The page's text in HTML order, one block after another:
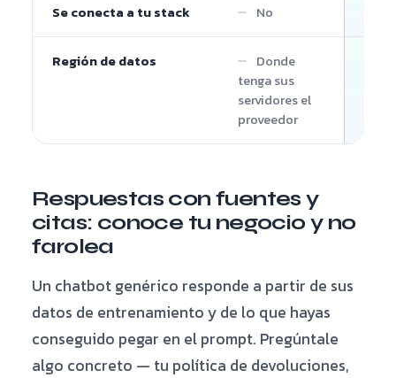
Se conecta a tu stack No
Región de datos
Donde
tenga sus
servidores el
proveedor
Respuestas con fuentes y
citas: conoce tu negocio y no
farolea
Un chatbot genérico responde a partir de sus
datos de entrenamiento y de lo que hayas
conseguido pegar en el prompt. Pregúntale
algo concreto — tu política de devoluciones,